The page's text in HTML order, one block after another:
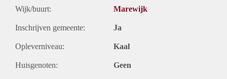
Wijk/buurt: Marewijk
Inschrijven gemeente: Ja
Opleverniveau: Kaal
Huisgenoten: Geen